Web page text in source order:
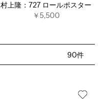
村上隆：727 ロールポスター
￥5,500
90件